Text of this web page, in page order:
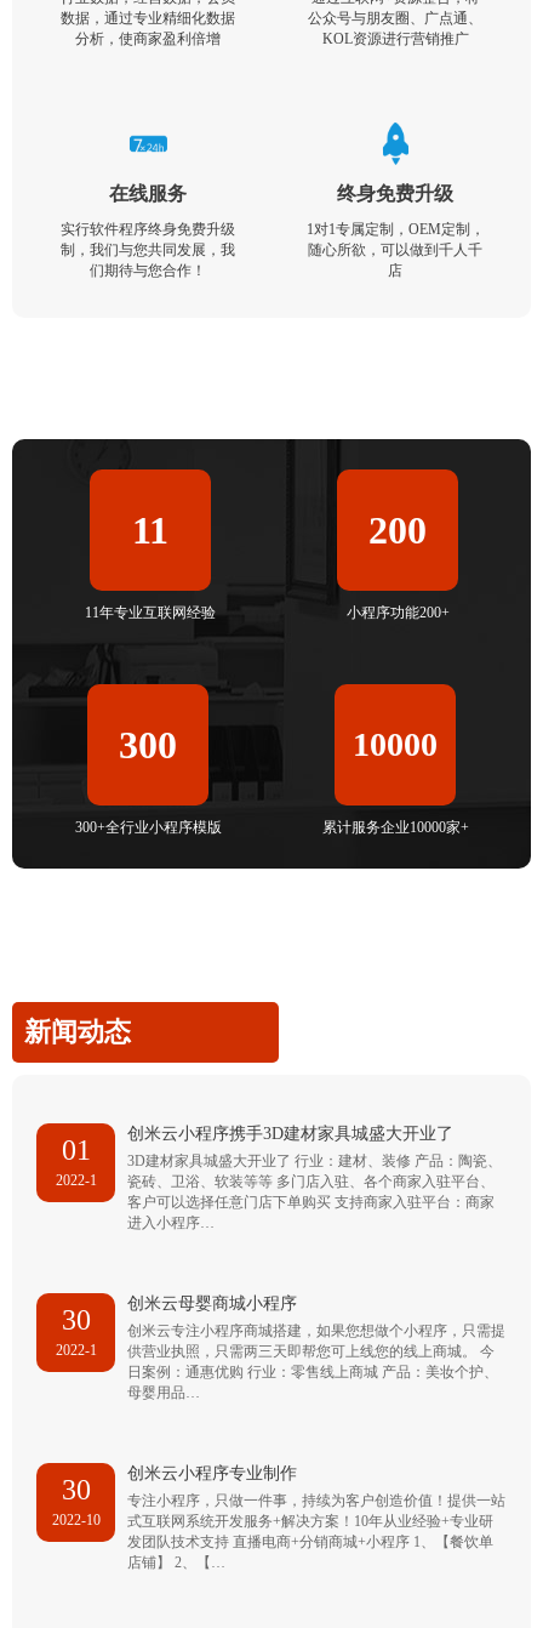
数据，通过专业精细化数据
分析，使商家盈利倍增
公众号与朋友圈、广点通、
KOL资源进行营销推广
在线服务
实行软件程序终身免费升级
制，我们与您共同发展，我
们期待与您合作！
终身免费升级
1对1专属定制，OEM定制，
随心所欲，可以做到千人千
店
11
11年专业互联网经验
200
小程序功能200+
300
300+全行业小程序模版
10000
累计服务企业10000家+
新闻动态
01
2022-1
创米云小程序携手3D建材家具城盛大开业了
3D建材家具城盛大开业了 行业：建材、装修 产品：陶瓷、
瓷砖、卫浴、软装等等 多门店入驻、各个商家入驻平台、
客户可以选择任意门店下单购买 支持商家入驻平台：商家
进入小程序…
30
2022-1
创米云母婴商城小程序
创米云专注小程序商城搭建，如果您想做个小程序，只需提
供营业执照，只需两三天即帮您可上线您的线上商城。 今
日案例：通惠优购 行业：零售线上商城 产品：美妆个护、
母婴用品…
30
2022-10
创米云小程序专业制作
专注小程序，只做一件事，持续为客户创造价值！提供一站
式互联网系统开发服务+解决方案！10年从业经验+专业研
发团队技术支持 直播电商+分销商城+小程序 1、【餐饮单
店铺】 2、【…